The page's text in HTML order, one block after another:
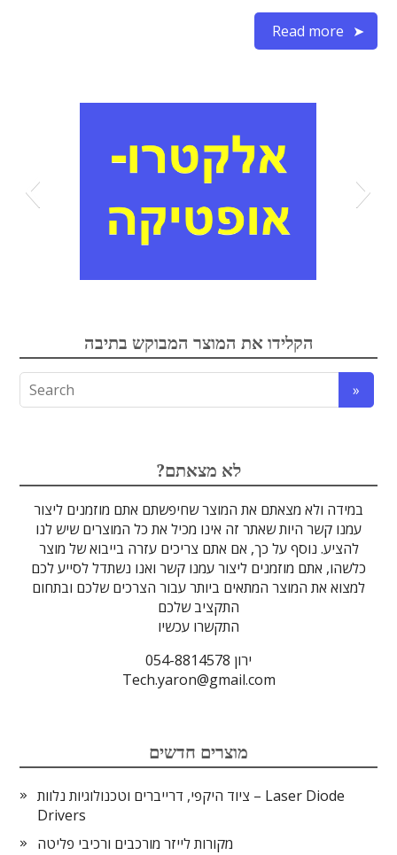
Read more
אופטיקה
אופטומכניקה ובקרת תנועה
סיבים אופטיים
מקורות אור
מוליכי אור
לדים
הדמיה ומצלמות
גלאים וחיישנים
מסננים אופטיים
לייזרים ומוצרי בטיחות לייזר
גבישים
ספקטרוסקופיה
אלקטרוניקה
מיגון קרינה
עדשות
מתקנים לרפואה
טרה-הרץ
מוצרי קוורץ
זכוכיות וציפויים
מוצרים אחרים
הקלידו את המוצר המבוקש בתיבה
?לא מצאתם
במידה ולא מצאתם את המוצר שחיפשתם אתם מוזמנים ליצור
עמנו קשר היות שאתר זה אינו מכיל את כל המוצרים שיש לנו
להציע. נוסף על כך, אם אתם צריכים עזרה בייבוא של מוצר
כלשהו, אתם מוזמנים ליצור עמנו קשר ואנו נשתדל לסייע לכם
למצוא את המוצר המתאים ביותר עבור הצרכים שלכם ובתחום
התקציב שלכם
התקשרו עכשיו
ירון 054-8814578
Tech.yaron@gmail.com
מוצרים חדשים
ציוד היקפי, דרייברים וטכנולוגיות נלוות – Laser Diode
Drivers
מקורות לייזר מורכבים ורכיבי פליטה